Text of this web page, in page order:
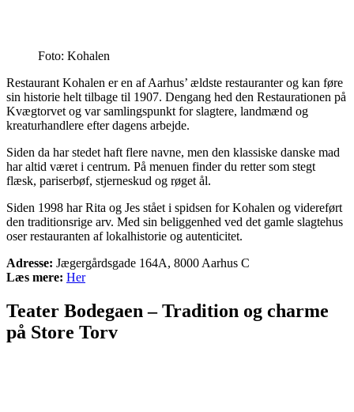
Foto: Kohalen
Restaurant Kohalen er en af Aarhus’ ældste restauranter og kan føre
sin historie helt tilbage til 1907. Dengang hed den Restaurationen på
Kvægtorvet og var samlingspunkt for slagtere, landmænd og
kreaturhandlere efter dagens arbejde.
Siden da har stedet haft flere navne, men den klassiske danske mad
har altid været i centrum. På menuen finder du retter som stegt
flæsk, pariserbøf, stjerneskud og røget ål.
Siden 1998 har Rita og Jes stået i spidsen for Kohalen og videreført
den traditionsrige arv. Med sin beliggenhed ved det gamle slagtehus
oser restauranten af lokalhistorie og autenticitet.
Adresse: Jægergårdsgade 164A, 8000 Aarhus C
Læs mere: Her
Teater Bodegaen – Tradition og charme
på Store Torv